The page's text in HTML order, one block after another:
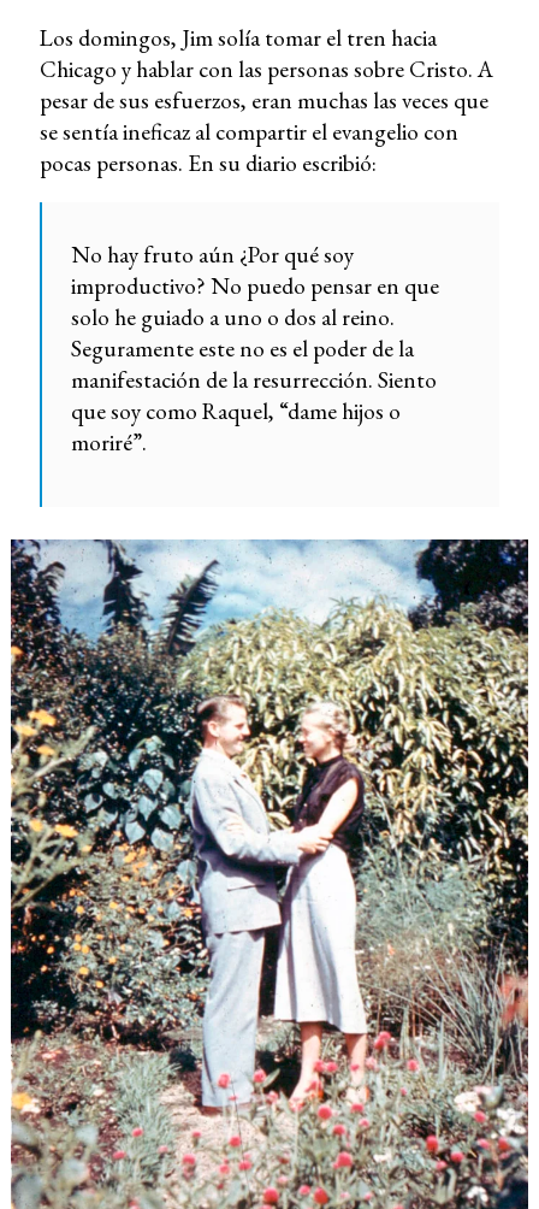
Los domingos, Jim solía tomar el tren hacia
Chicago y hablar con las personas sobre Cristo. A
pesar de sus esfuerzos, eran muchas las veces que
se sentía ineficaz al compartir el evangelio con
pocas personas. En su diario escribió:
No hay fruto aún ¿Por qué soy
improductivo? No puedo pensar en que
solo he guiado a uno o dos al reino.
Seguramente este no es el poder de la
manifestación de la resurrección. Siento
que soy como Raquel, “dame hijos o
moriré”.